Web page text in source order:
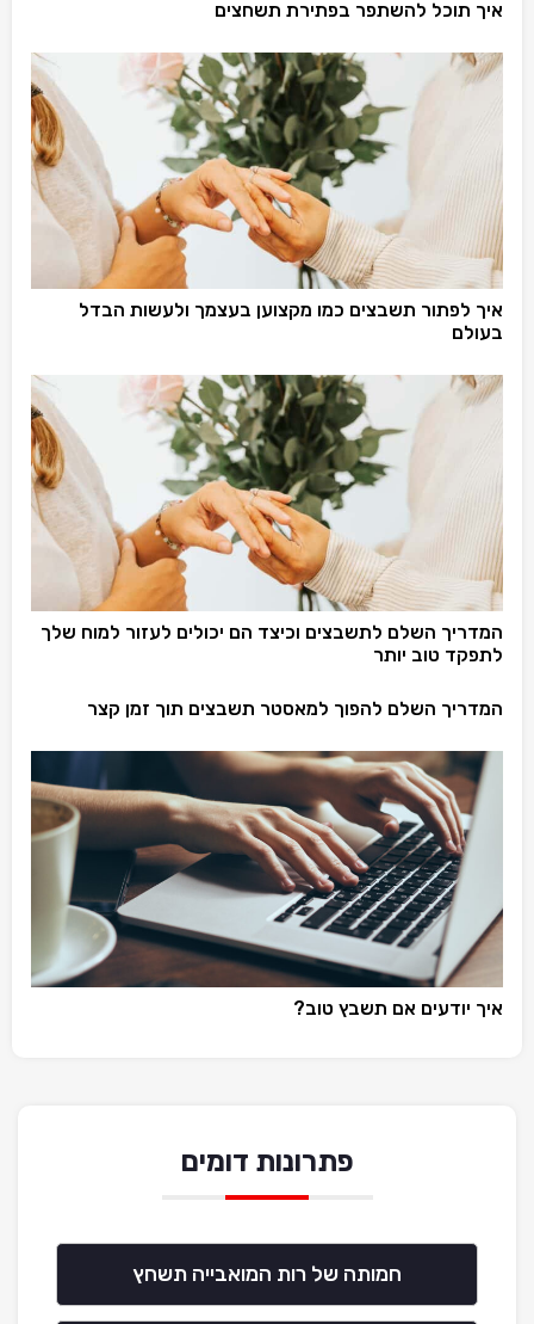
איך תוכל להשתפר בפתירת תשחצים
איך לפתור תשבצים כמו מקצוען בעצמך ולעשות הבדל
בעולם
המדריך השלם לתשבצים וכיצד הם יכולים לעזור למוח שלך
לתפקד טוב יותר
המדריך השלם להפוך למאסטר תשבצים תוך זמן קצר
איך יודעים אם תשבץ טוב?
פתרונות דומים
חמותה של רות המואבייה תשחץ